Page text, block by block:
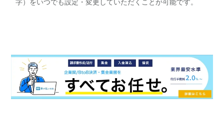
字）をいつでも設定・変更していただくことが可能です。